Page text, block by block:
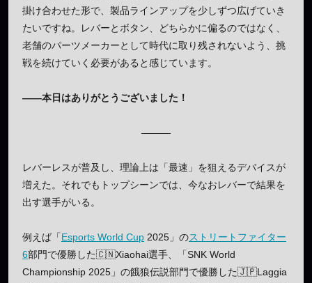
掛け合わせた形で、製品ラインアップを少しずつ広げていき
たいですね。レバーとボタン、どちらかに偏るのではなく、
老舗のパーツメーカーとして時代に取り残されないよう、挑
戦を続けていく必要があると感じています。
——本日はありがとうございました！
———
レバーレスが普及し、理論上は「最速」を狙えるデバイスが
増えた。それでもトップシーンでは、今なおレバーで結果を
出す選手がいる。
例えば「Esports World Cup 2025」のストリートファイター
6部門で優勝した🇨🇳Xiaohai選手、「SNK World
Championship 2025」の餓狼伝説部門で優勝した🇯🇵Laggia